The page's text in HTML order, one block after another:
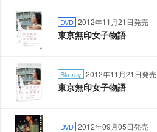
DVD 2012年11月21日発売
東京無印女子物語
Blu-ray 2012年11月21日発売
東京無印女子物語
DVD 2012年09月05日発売